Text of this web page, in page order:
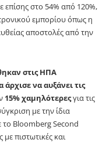
επίσης στο 54% από 120%,
εμπορίου όπως η
αποστολές από την
στις ΗΠΑ
να αυξάνει τις
15% χαμηλότερεςγια τις
με την ίδια
Bloomberg Second
πιστωτικές και